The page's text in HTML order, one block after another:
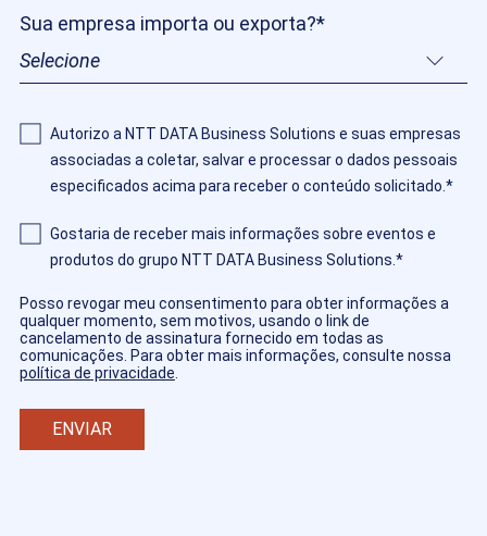
Sua empresa importa ou exporta?*
Autorizo ​​a NTT DATA Business Solutions e suas empresas
associadas a coletar, salvar e processar o dados pessoais
especificados acima para receber o conteúdo solicitado. *
Gostaria de receber mais informações sobre eventos e
produtos do grupo NTT DATA Business Solutions. *
Posso revogar meu consentimento para obter informações a
qualquer momento, sem motivos, usando o link de
cancelamento de assinatura fornecido em todas as
comunicações. Para obter mais informações, consulte nossa
política de privacidade